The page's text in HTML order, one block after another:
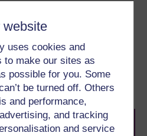
website
uses cookies and
to make our sites as
possible for you. Some
be turned off. Others
and performance,
and tracking
and service
gipolwg
o brofiad o astudiaeth lefel
arBle i fynd â’ch dysg
am y mathau o gymwysterau a
Mynediad,
Byrlefel mynediad.